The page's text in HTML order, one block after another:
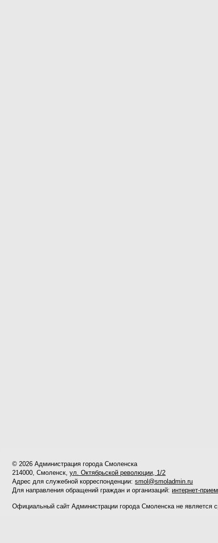
© 2026 Администрация города Смоленска
214000, Смоленск,ул. Октябрьской революции, 1/2
Адрес для служебной корреспонденции:smol@smoladmin.ru
Для направления обращений граждан и организаций: интернет-
Официальный сайт Администрации города Смоленска не является